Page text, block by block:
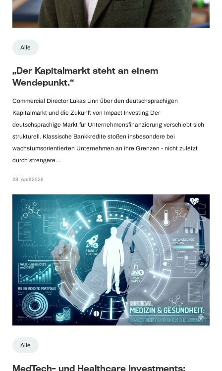
Alle
„Der Kapitalmarkt steht an einem
Wendepunkt.“
Commercial Director Lukas Linn über den deutschsprachigen
Kapitalmarkt und die Zukunft von Impact Investing Der
deutschsprachige Markt für Unternehmensfinanzierung verschiebt sich
strukturell. Klassische Bankkredite stoßen insbesondere bei
wachstumsorientierten Unternehmen an ihre Grenzen - nicht zuletzt
durch strengere…
28. April 2026
Alle
MedTech- und Healthcare Investments: